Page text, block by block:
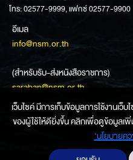
โทร: 02577-9999, แฟกซ์ 02577-9900
อีเมล
info@nsm.or.th
(สำหรับรับ-ส่งหนังสือราชการ)
saraban@nsm.or.th
เว็บไซค์ มีการเก็บข้อมูลการใช้งาน
ของผู้ใช้ให้ดียิ่งขึ้น คลิกเพื่อดูข้อมูลเพิ่
‘นโยบายค